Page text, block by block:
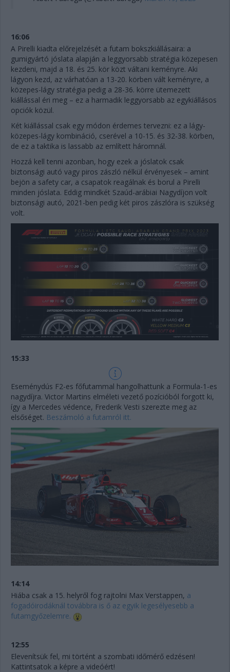
16:06
A Pirelli kiadta előrejelzését a futam bokszkiállásaira: a
gumigyártó jóslata alapján a leggyorsabb stratégia közepesen
kezdeni, majd a 18. és 25. kör közt váltani keményre. Aki
lágyon kezd, az várhatóan a 13-20. körben vált keményre, a
közepes-lágy stratégia pedig a 28-36. körre ütemezett
kiállással éri meg – ez a harmadik leggyorsabb az egykiállásos
opciók közül.
Két kiállással csak egy módon érdemes tervezni: ez a lágy-
közepes-lágy kombináció, cserével a 10-15. és 32-38. körben,
de ez a taktika is lassabb az említett háromnál.
Hozzá kell tenni azonban, hogy ezek a jóslatok csak
biztonsági autó vagy piros zászló nélkül érvényesek – amint
bejön a safety car, a csapatok reagálnak és borul a Pirelli
minden jóslata. Eddig mindkét Szaúd-arábiai Nagydíjon volt
biztonsági autó, 2021-ben pedig két piros zászlóra is szükség
volt.
15:33
Eseménydús F2-es főfutammal hangolhattunk a Formula-1-es
nagydíjra. Victor Martins elméleti vezető pozícióból forgott ki,
így a Mercedes védence, Frederik Vesti szerezte meg az
elsőséget. Beszámoló a futamról itt.
14:14
Hiába csak a 15. helyről fog rajtolni Max Verstappen, a
fogadóirodáknál továbbra is ő az egyik legesélyesebb a
futamgyőzelemre.
12:55
Elevenítsük fel, mi történt a szombati időmérő edzésen!
Kattintsatok a képre a videóért!